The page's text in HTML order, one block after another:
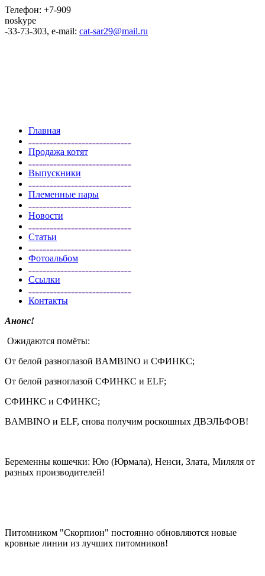
Телефон: +7-909
noskype
-33-73-303, e-mail: cat-sar29@mail.ru
Главная
Продажа котят
Выпускники
Племенные пары
Новости
Статьи
Фотоальбом
Ссылки
Контакты
Анонс!
Ожидаются помёты:
От белой разноглазой BAMBINO и СФИНКС;
От белой разноглазой СФИНКС и ELF;
СФИНКС и СФИНКС;
BAMBINO и ELF, снова получим роскошных ДВЭЛЬФОВ!
Беременны кошечки: Юю (Юрмала), Ненси, Злата, Миляля от
разных производителей!
Питомником "Скорпион" постоянно обновляются новые
кровные линии из лучших питомников!